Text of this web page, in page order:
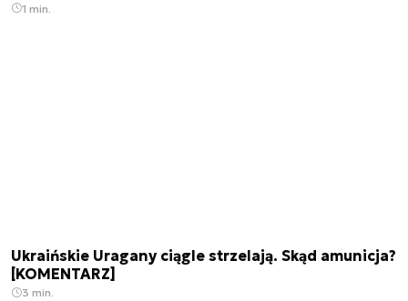
1 min.
Ukraińskie Uragany ciągle strzelają. Skąd amunicja?
[KOMENTARZ]
3 min.